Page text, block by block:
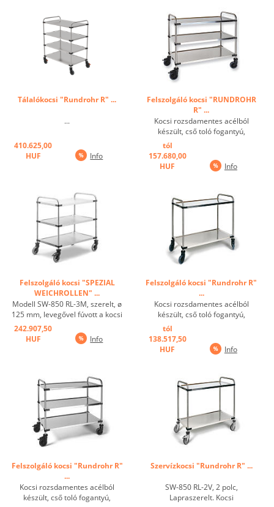
Tálalókocsi "Rundrohr R" ...
...
410.625,00
HUF
Info
Felszolgáló kocsi "RUNDROHR
R" ...
Kocsi rozsdamentes acélból
készült, cső toló fogantyú,
mélyhúzott polcok peremmel,
hang-eltompultak, csavarozott,
max. Felületi polc terhelés 80 kg.
Rozsdamentes kerekek a DIN
mm. Minden polcon ...
tól
157.680,00
HUF
Info
Felszolgáló kocsi "SPEZIAL
WEICHROLLEN" ...
Modell SW-850 RL-3M, szerelt, ø
125 mm, levegővel fúvott a kocsi
simábban futása miatt, kocsi
rozsdamentes acélból készült,
cső toló fogantyú, mélyhúzott
max.Polcok felületi ...
242.907,50
HUF
Info
Felszolgáló kocsi "Rundrohr R"
...
Kocsi rozsdamentes acélból
készült, cső toló fogantyú,
mélyhúzott polcok peremmel,
hang-eltompul, csavarozott, max.
Polc felületi terhelés 80 kg.
Rozsdamentes kerekek a DIN
mm. Minden polcon ...
tól
138.517,50
HUF
Info
Felszolgáló kocsi "Rundrohr R"
...
Kocsi rozsdamentes acélból
készült, cső toló fogantyú,
Szervízkocsi "Rundrohr R" ...
SW-850 RL-2V, 2 polc,
Lapraszerelt. Kocsi